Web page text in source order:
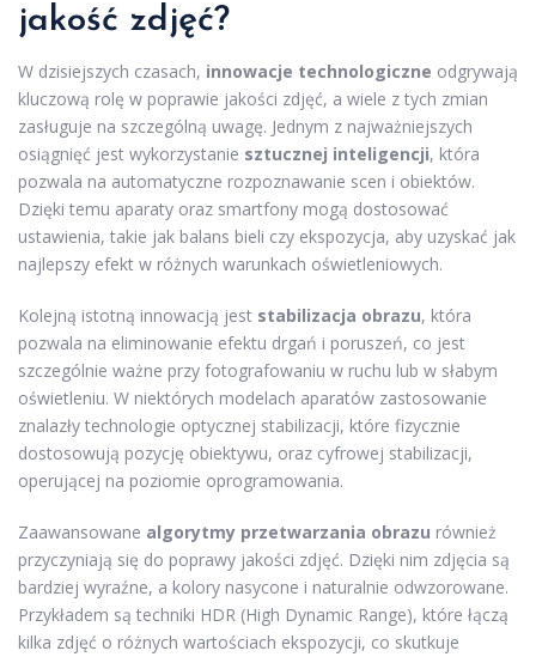
jakość zdjęć?
W dzisiejszych czasach, innowacje technologiczne odgrywają
kluczową rolę w poprawie jakości zdjęć, a wiele z tych zmian
zasługuje na szczególną uwagę. Jednym z najważniejszych
osiągnięć jest wykorzystanie sztucznej inteligencji, która
pozwala na automatyczne rozpoznawanie scen i obiektów.
Dzięki temu aparaty oraz smartfony mogą dostosować
ustawienia, takie jak balans bieli czy ekspozycja, aby uzyskać jak
najlepszy efekt w różnych warunkach oświetleniowych.
Kolejną istotną innowacją jest stabilizacja obrazu, która
pozwala na eliminowanie efektu drgań i poruszeń, co jest
szczególnie ważne przy fotografowaniu w ruchu lub w słabym
oświetleniu. W niektórych modelach aparatów zastosowanie
znalazły technologie optycznej stabilizacji, które fizycznie
dostosowują pozycję obiektywu, oraz cyfrowej stabilizacji,
operującej na poziomie oprogramowania.
Zaawansowane algorytmy przetwarzania obrazu również
przyczyniają się do poprawy jakości zdjęć. Dzięki nim zdjęcia są
bardziej wyraźne, a kolory nasycone i naturalnie odwzorowane.
Przykładem są techniki HDR (High Dynamic Range), które łączą
kilka zdjęć o różnych wartościach ekspozycji, co skutkuje